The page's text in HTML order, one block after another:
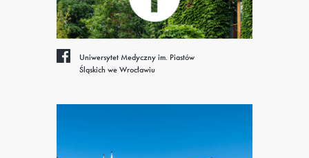
Uniwersytet Medyczny im. Piastów
Śląskich we Wrocławiu